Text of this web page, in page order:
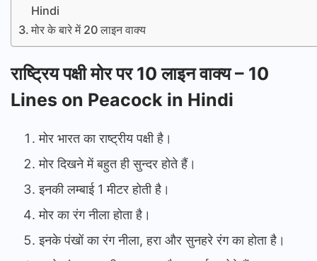
Hindi
मोर के बारे में 20 लाइन वाक्य
राष्ट्रिय पक्षी मोर पर 10 लाइन वाक्य – 10
Lines on Peacock in Hindi
मोर भारत का राष्ट्रीय पक्षी है।
मोर दिखने में बहुत ही सुन्दर होते हैं।
इनकी लम्बाई 1 मीटर होती है।
मोर का रंग नीला होता है।
इनके पंखों का रंग नीला, हरा और सुनहरे रंग का होता है।